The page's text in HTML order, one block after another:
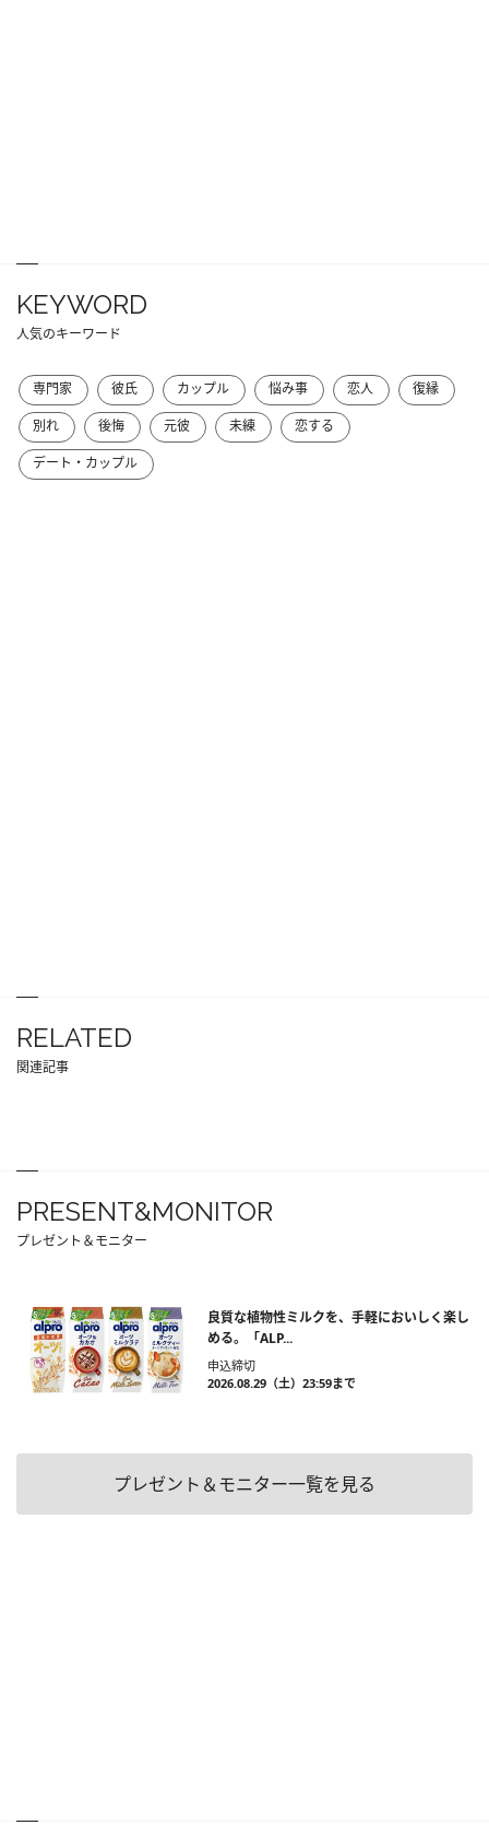
KEYWORD
人気のキーワード
専門家 彼氏 カップル 悩み事 恋人
復縁
別れ
後悔 元彼 未練
恋する
デート・カップル
RELATED
関連記事
PRESENT&MONITOR
プレゼント＆モニター
良質な植物性ミルクを、手軽においしく楽し
める。「ALP...
申込締切
2026.08.29（土）23:59まで
プレゼント＆モニター一覧を見る